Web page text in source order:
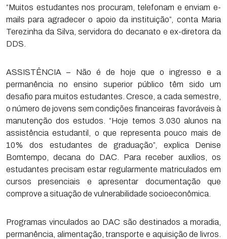
“Muitos estudantes nos procuram, telefonam e enviam e-
mails para agradecer o apoio da instituição”, conta Maria
Terezinha da Silva, servidora do decanato e ex-diretora da
DDS.
ASSISTÊNCIA – Não é de hoje que o ingresso e a
permanência no ensino superior público têm sido um
desafio para muitos estudantes. Cresce, a cada semestre,
o número de jovens sem condições financeiras favoráveis à
manutenção dos estudos. “Hoje temos 3.030 alunos na
assistência estudantil, o que representa pouco mais de
10% dos estudantes de graduação”, explica Denise
Bomtempo, decana do DAC. Para receber auxílios, os
estudantes precisam estar regularmente matriculados em
cursos presenciais e apresentar documentação que
comprove a situação de vulnerabilidade socioeconômica.
Programas vinculados ao DAC são destinados a moradia,
permanência, alimentação, transporte e aquisição de livros.